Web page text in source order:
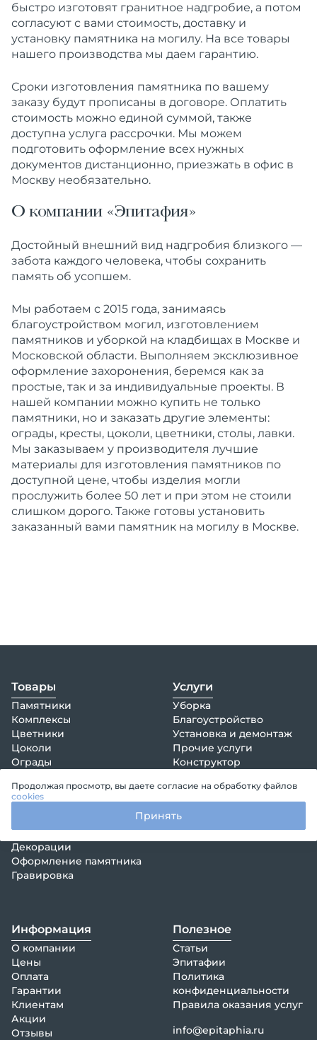
быстро изготовят гранитное надгробие, а потом
согласуют с вами стоимость, доставку и
установку памятника на могилу. На все товары
нашего производства мы даем гарантию.
Сроки изготовления памятника по вашему
заказу будут прописаны в договоре. Оплатить
стоимость можно единой суммой, также
доступна услуга рассрочки. Мы можем
подготовить оформление всех нужных
документов дистанционно, приезжать в офис в
Москву необязательно.
О компании «Эпитафия»
Достойный внешний вид надгробия близкого —
забота каждого человека, чтобы сохранить
память об усопшем.
Мы работаем с 2015 года, занимаясь
благоустройством могил, изготовлением
памятников и уборкой на кладбищах в Москве и
Московской области. Выполняем эксклюзивное
оформление захоронения, беремся как за
простые, так и за индивидуальные проекты. В
нашей компании можно купить не только
памятники, но и заказать другие элементы:
ограды, кресты, цоколи, цветники, столы, лавки.
Мы заказываем у производителя лучшие
материалы для изготовления памятников по
доступной цене, чтобы изделия могли
прослужить более 50 лет и при этом не стоили
слишком дорого. Также готовы установить
заказанный вами памятник на могилу в Москве.
Товары
Памятники
Комплексы
Цветники
Цоколи
Ограды
Столы
Лавки
Венки, композиции
Декорации
Оформление памятника
Гравировка
Услуги
Уборка
Благоустройство
Установка и демонтаж
Прочие услуги
Конструктор
Информация
О компании
Цены
Оплата
Гарантии
Клиентам
Акции
Отзывы
Полезное
Статьи
Эпитафии
Политика
конфиденциальности
Правила оказания услуг
info@epitaphia.ru
Продолжая просмотр, вы даете согласие на обработку файлов
cookies
Принять